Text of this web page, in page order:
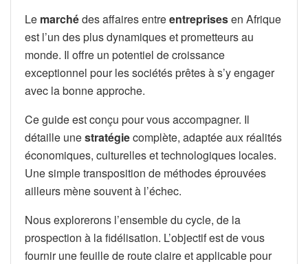
Le marchédes affaires entreentreprisesen Afrique
est l’un des plus dynamiques et prometteurs au
monde. Il offre un potentiel de croissance
exceptionnel pour les sociétés prêtes à s’y engager
avec la bonne approche.
Ce guide est conçu pour vous accompagner. Il
détaille unestratégiecomplète, adaptée aux réalités
économiques, culturelles et technologiques locales.
Une simple transposition de méthodes éprouvées
ailleurs mène souvent à l’échec.
Nous explorerons l’ensemble du cycle, de la
prospection à la fidélisation. L’objectif est de vous
fournir une feuille de route claire et applicable pour